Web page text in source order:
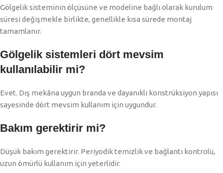
Gölgelik sisteminin ölçüsüne ve modeline bağlı olarak kurulum
süresi değişmekle birlikte, genellikle kısa sürede montaj
tamamlanır.
Gölgelik sistemleri dört mevsim
kullanılabilir mi?
Evet. Dış mekâna uygun branda ve dayanıklı konstrüksiyon yapısı
sayesinde dört mevsim kullanım için uygundur.
Bakım gerektirir mi?
Düşük bakım gerektirir. Periyodik temizlik ve bağlantı kontrolü,
uzun ömürlü kullanım için yeterlidir.